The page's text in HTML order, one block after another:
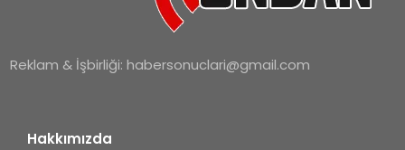
Reklam & İşbirliği:habersonuclari@gmail.com
Hakkımızda